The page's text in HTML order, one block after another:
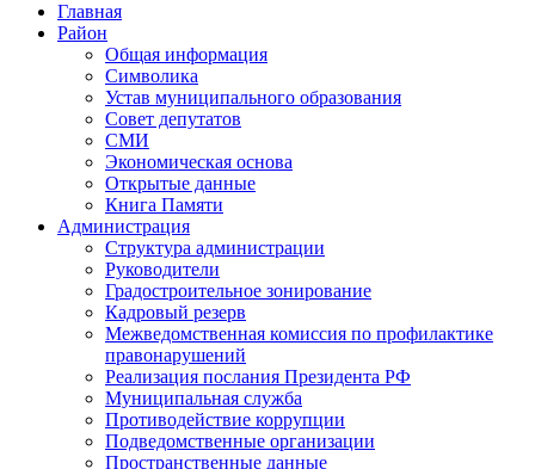
Главная
Район
Общая информация
Символика
Устав муниципального образования
Совет депутатов
СМИ
Экономическая основа
Открытые данные
Книга Памяти
Администрация
Структура администрации
Руководители
Градостроительное зонирование
Кадровый резерв
Межведомственная комиссия по профилактике
правонарушений
Реализация послания Президента РФ
Муниципальная служба
Противодействие коррупции
Подведомственные организации
Пространственные данные